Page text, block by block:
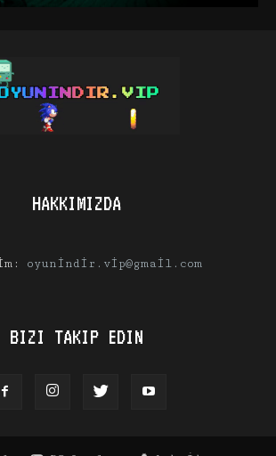
HAKKIMIZDA
oyunindir.vip@gmail.com
BIZI TAKIP EDIN